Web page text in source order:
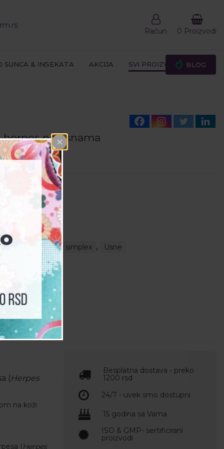
Račun 0 Proizvodi
SUNCA & INSEKATA AKCIJA SVI PROIZVODI BLOG
herpes na usnama
Propolis , simplex , Usne
(Herpes
na koži
(Herpes
Besplatna dostava - preko
1200 rsd
24/7 - uvek smo dostupni
15 godina sa Vama
ISO & GMP- sertificirani
proizvodi